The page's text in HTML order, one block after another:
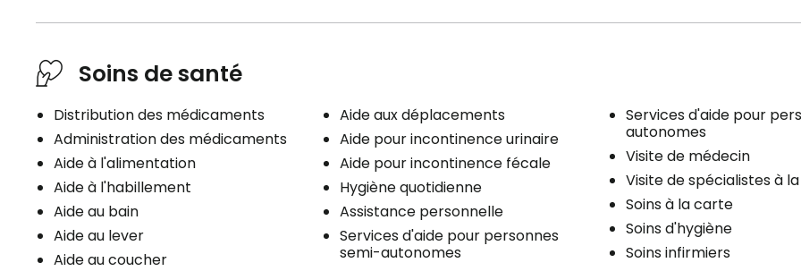
Soins de santé
Distribution des médicaments
Administration des médicaments
Aide à l'alimentation
Aide à l'habillement
Aide au bain
Aide au lever
Aide au coucher
Aide aux déplacements
Aide pour incontinence urinaire
Aide pour incontinence fécale
Hygiène quotidienne
Assistance personnelle
Services d'aide pour personnes
semi-autonomes
Services d'aide pour
autonomes
Visite de médecin
Visite de spécialistes à
Soins à la carte
Soins d'hygiène
Soins infirmiers